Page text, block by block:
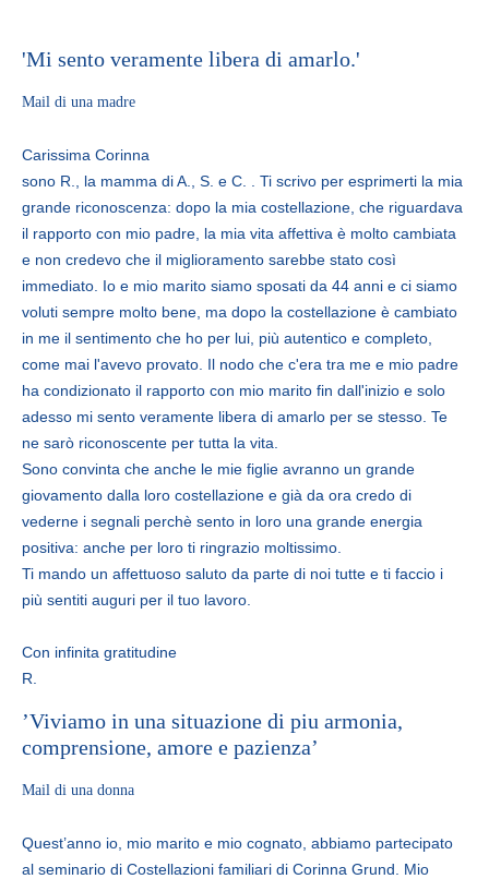
'Mi sento veramente libera di amarlo.'
Mail di una madre
Carissima Corinna
sono R., la mamma di A., S. e C. . Ti scrivo per esprimerti la mia
grande riconoscenza: dopo la mia costellazione, che riguardava
il rapporto con mio padre, la mia vita affettiva è molto cambiata
e non credevo che il miglioramento sarebbe stato così
immediato. Io e mio marito siamo sposati da 44 anni e ci siamo
voluti sempre molto bene, ma dopo la costellazione è cambiato
in me il sentimento che ho per lui, più autentico e completo,
come mai l'avevo provato. Il nodo che c'era tra me e mio padre
ha condizionato il rapporto con mio marito fin dall'inizio e solo
adesso mi sento veramente libera di amarlo per se stesso. Te
ne sarò riconoscente per tutta la vita.
Sono convinta che anche le mie figlie avranno un grande
giovamento dalla loro costellazione e già da ora credo di
vederne i segnali perchè sento in loro una grande energia
positiva: anche per loro ti ringrazio moltissimo.
Ti mando un affettuoso saluto da parte di noi tutte e ti faccio i
più sentiti auguri per il tuo lavoro.
Con infinita gratitudine
R.
’Viviamo in una situazione di piu armonia,
comprensione, amore e pazienza’
Mail di una donna
Quest’anno io, mio marito e mio cognato, abbiamo partecipato
al seminario di Costellazioni familiari di Corinna Grund. Mio